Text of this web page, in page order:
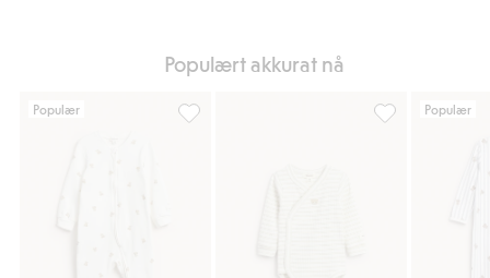
Populært akkurat nå
Populær Populær